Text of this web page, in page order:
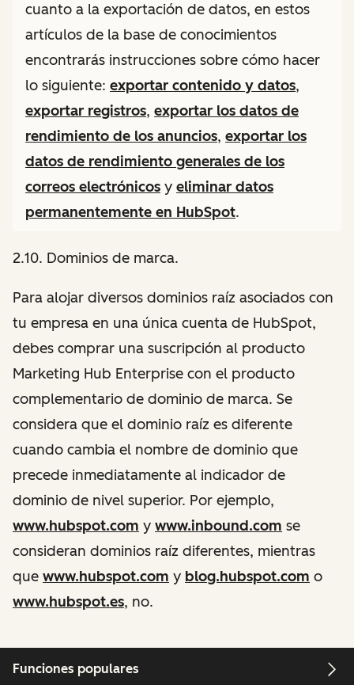
cuanto a la exportación de datos, en estos
artículos de la base de conocimientos
encontrarás instrucciones sobre cómo hacer
lo siguiente: exportar contenido y datos,
exportar registros, exportar los datos de
rendimiento de los anuncios, exportar los
datos de rendimiento generales de los
correos electrónicos y eliminar datos
permanentemente en HubSpot.
2.10. Dominios de marca.
Para alojar diversos dominios raíz asociados con
tu empresa en una única cuenta de HubSpot,
debes comprar una suscripción al producto
Marketing Hub Enterprise con el producto
complementario de dominio de marca. Se
considera que el dominio raíz es diferente
cuando cambia el nombre de dominio que
precede inmediatamente al indicador de
dominio de nivel superior. Por ejemplo,
www.hubspot.com y www.inbound.com se
consideran dominios raíz diferentes, mientras
que www.hubspot.com y blog.hubspot.com o
www.hubspot.es, no.
Funciones populares